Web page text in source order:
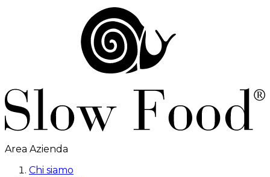
Area Azienda
Chi siamo